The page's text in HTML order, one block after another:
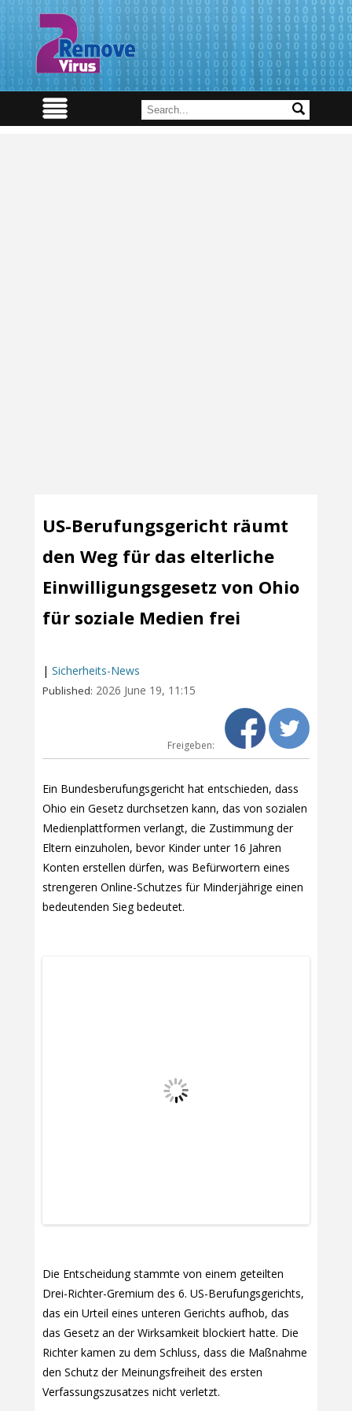
US-Berufungsgericht räumt
den Weg für das elterliche
Einwilligungsgesetz von Ohio
für soziale Medien frei
| Sicherheits-News
Published: 2026 June 19, 11:15
Freigeben:
Ein Bundesberufungsgericht hat entschieden, dass
Ohio ein Gesetz durchsetzen kann, das von sozialen
Medienplattformen verlangt, die Zustimmung der
Eltern einzuholen, bevor Kinder unter 16 Jahren
Konten erstellen dürfen, was Befürwortern eines
strengeren Online-Schutzes für Minderjährige einen
bedeutenden Sieg bedeutet.
Die Entscheidung stammte von einem geteilten
Drei-Richter-Gremium des 6. US-Berufungsgerichts,
das ein Urteil eines unteren Gerichts aufhob, das
das Gesetz an der Wirksamkeit blockiert hatte. Die
Richter kamen zu dem Schluss, dass die Maßnahme
den Schutz der Meinungsfreiheit des ersten
Verfassungszusatzes nicht verletzt.